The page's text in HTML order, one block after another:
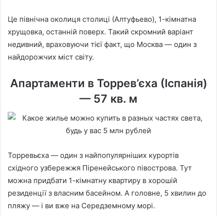
Це північна околиця столиці (Алтуфьево), 1-кімнатна
хрущовка, останній поверх. Такий скромний варіант
недивний, враховуючи тієї факт, що Москва — один з
найдорожчих міст світу.
Апартаменти в Торрев’єха (Іспанія)
— 57 кв. м
Торревьєха — один з найпопулярніших курортів
східного узбережжя Піренейського півострова. Тут
можна придбати 1-кімнатну квартиру в хорошій
резиденції з власним басейном. А головне, 5 хвилин до
пляжу — і ви вже на Середземному морі.